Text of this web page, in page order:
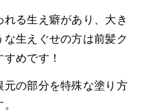
る生え癖があり、大き
な生えぐせの方は前髪ク
めです！
の部分を特殊な塗り方